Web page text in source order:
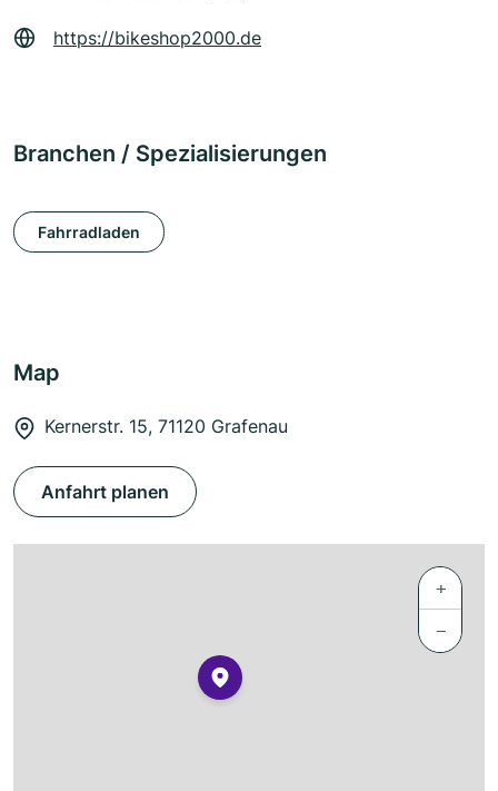
https://bikeshop2000.de
Branchen / Spezialisierungen
Fahrradladen
Map
Kernerstr. 15, 71120 Grafenau
Anfahrt planen
+
−